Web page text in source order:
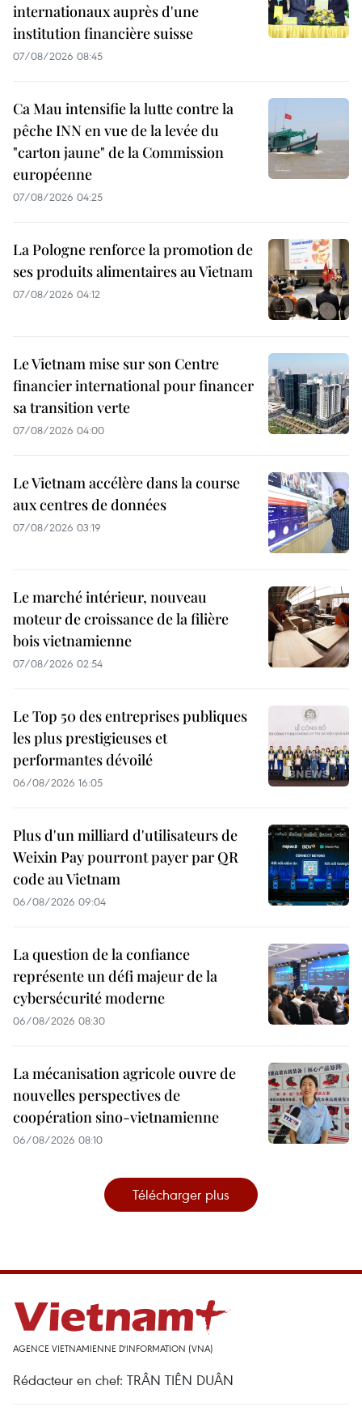
internationaux auprès d'une
institution financière suisse
07/08/2026 08:45
Ca Mau intensifie la lutte contre la
pêche INN en vue de la levée du
"carton jaune" de la Commission
européenne
07/08/2026 04:25
La Pologne renforce la promotion de
ses produits alimentaires au Vietnam
07/08/2026 04:12
Le Vietnam mise sur son Centre
financier international pour financer
sa transition verte
07/08/2026 04:00
Le Vietnam accélère dans la course
aux centres de données
07/08/2026 03:19
Le marché intérieur, nouveau
moteur de croissance de la filière
bois vietnamienne
07/08/2026 02:54
Le Top 50 des entreprises publiques
les plus prestigieuses et
performantes dévoilé
06/08/2026 16:05
Plus d'un milliard d'utilisateurs de
Weixin Pay pourront payer par QR
code au Vietnam
06/08/2026 09:04
La question de la confiance
représente un défi majeur de la
cybersécurité moderne
06/08/2026 08:30
La mécanisation agricole ouvre de
nouvelles perspectives de
coopération sino-vietnamienne
06/08/2026 08:10
Télécharger plus
AGENCE VIETNAMIENNE D'INFORMATION (VNA)
Rédacteur en chef: TRÂN TIÊN DUÂN